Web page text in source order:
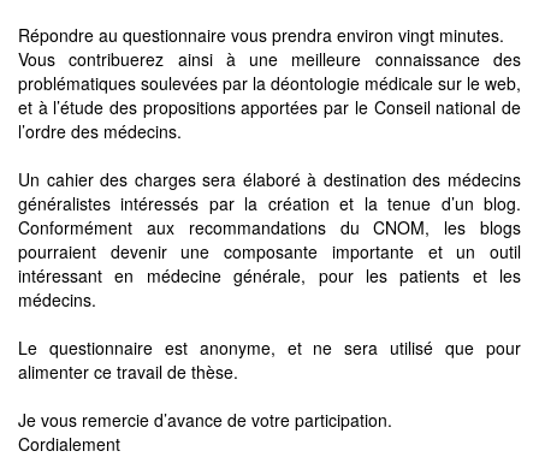
Répondre au questionnaire vous prendra environ vingt minutes.
Vous contribuerez ainsi à une meilleure connaissance des
problématiques soulevées par la déontologie médicale sur le web,
et à l’étude des propositions apportées par le Conseil national de
l’ordre des médecins.
Un cahier des charges sera élaboré à destination des médecins
généralistes intéressés par la création et la tenue d’un blog.
Conformément aux recommandations du CNOM, les blogs
pourraient devenir une composante importante et un outil
intéressant en médecine générale, pour les patients et les
médecins.
Le questionnaire est anonyme, et ne sera utilisé que pour
alimenter ce travail de thèse.
Je vous remercie d’avance de votre participation.
Cordialement